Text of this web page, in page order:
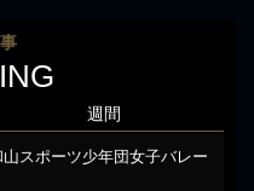
山スポーツ少年団女子バレー
週間